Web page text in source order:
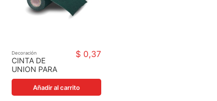
Decoración
CINTA DE
UNION PARA
CESPED
SINTETICO X
METRO
$ 0,37
Añadir al carrito